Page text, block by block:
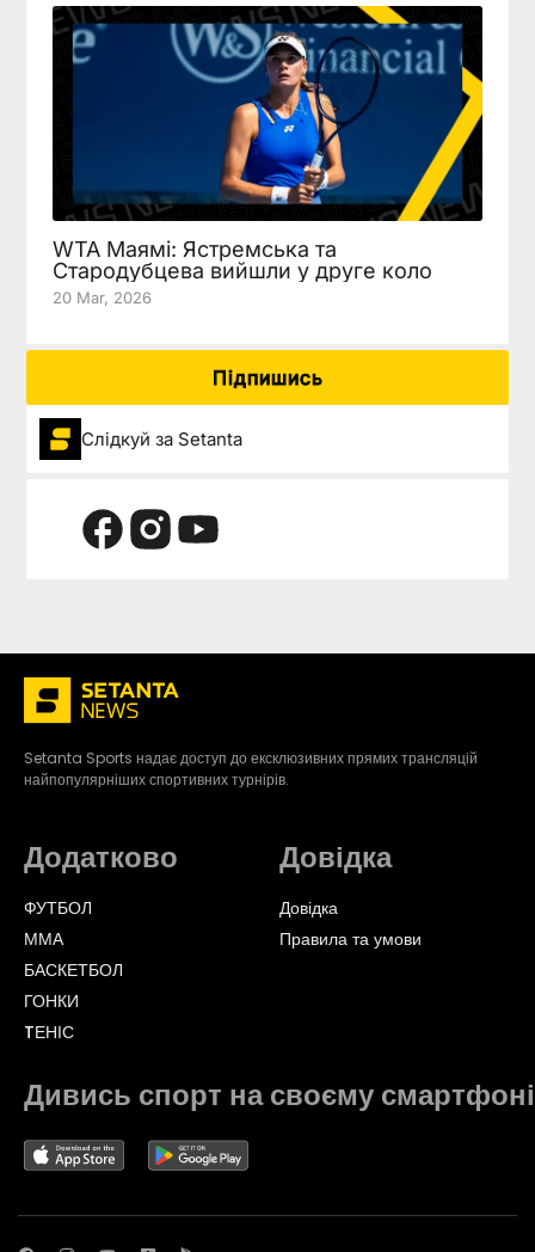
WTA Маямі: Ястремська та
Стародубцева вийшли у друге коло
20 Mar, 2026
Підпишись
Слідкуй за Setanta
Setanta Sports надає доступ до ексклюзивних прямих трансляцій
найпопулярніших спортивних турнірів.
Додатково
ФУТБОЛ
ММА
БАСКЕТБОЛ
ГОНКИ
TЕНІС
Довідка
Довідка
Правила та умови
Дивись спорт на своєму смартфоні